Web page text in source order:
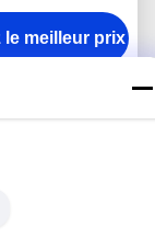
d'épaisseur
clés 9mm de
le meilleur prix